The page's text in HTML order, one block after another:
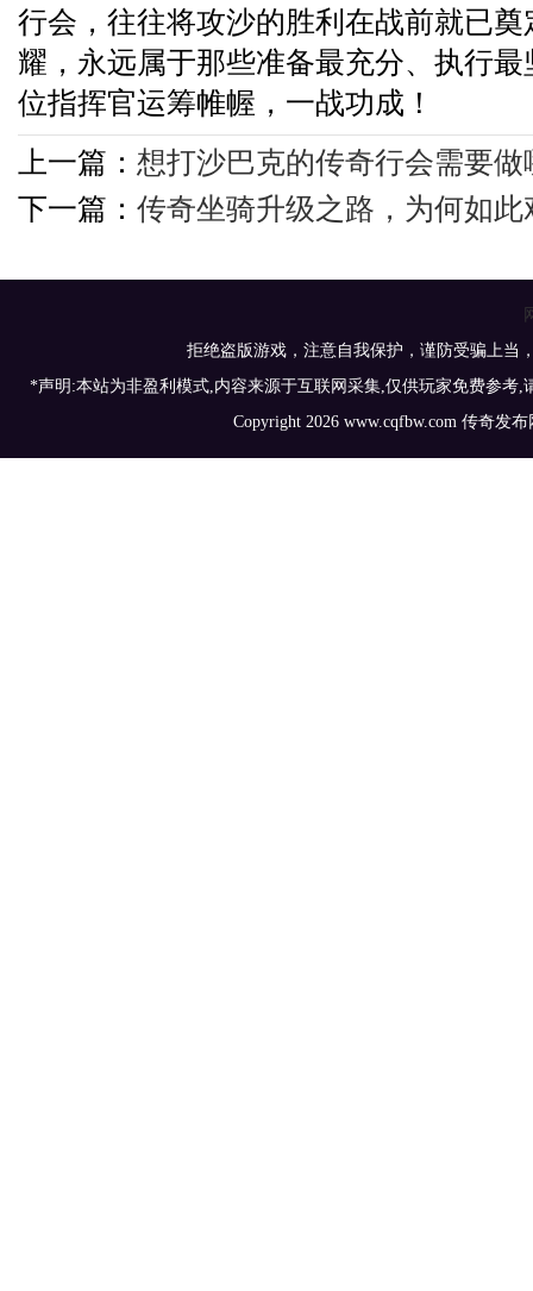
行会，往往将攻沙的胜利在战前就已
耀，永远属于那些准备最充分、执行
位指挥官运筹帷幄，一战功成！
上一篇： 想打沙巴克的传奇行会需要做
下一篇： 传奇坐骑升级之路，为何如此
拒绝盗版游戏，注意自我保护，谨防受骗上当
*声明:本站为非盈利模式,内容来源于互联网采集,仅供玩家免费参考
Copyright 2026 www.cqfbw.com 传奇发